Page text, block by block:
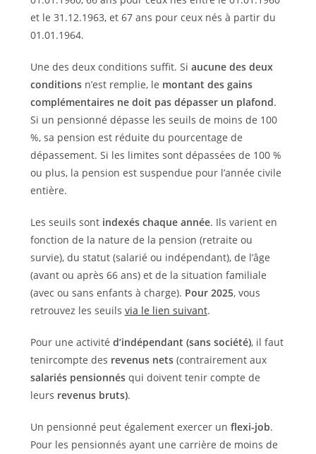
et le 31.12.1963, et 67 ans pour ceux nés à partir du
01.01.1964.
Une des deux conditions suffit. Si aucune des deux
conditionsn’est remplie, le montant des gains
complémentaires ne doit pas dépasser un plafond.
Si un pensionné dépasse les seuils de moins de 100
%, sa pension est réduite du pourcentage de
dépassement. Si les limites sont dépassées de 100 %
ou plus, la pension est suspendue pour l’année civile
entière.
Les seuils sontindexés chaque année. Ils varient en
fonction de la nature de la pension (retraite ou
survie), du statut (salarié ou indépendant), de l’âge
(avant ou après 66 ans) et de la situation familiale
(avec ou sans enfants à charge). Pour 2025, vous
retrouvez les seuils via le lien suivant.
Pour une activité d’indépendant (sans société), il faut
tenircompte des revenus nets(contrairement aux
salariés pensionnésqui doivent tenir compte de
leurs revenus bruts).
Un pensionné peut également exercer un flexi-job.
Pour les pensionnés ayant une carrière de moins de